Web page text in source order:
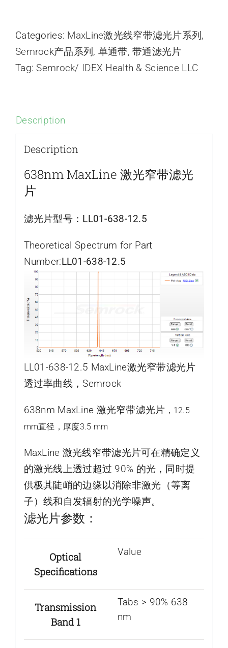
Categories: MaxLine激光线窄带滤光片系列 ,
Semrock产品系列 , 单通带,带通滤光片
Tag:Semrock/ IDEX Health & Science LLC
Description
Description
638nm MaxLine 激光窄带滤光
片
滤光片型号： LL01-638-12.5
Theoretical Spectrum for Part
Number:LL01-638-12.5
LL01-638-12.5 MaxLine激光窄带滤光片
透过率曲线，Semrock
638nm MaxLine 激光窄带滤光片 ，12.5
mm直径，厚度3.5 mm
MaxLine 激光线窄带滤光片可在精确定义
的激光线上透过超过 90% 的光，同时提
供极其陡峭的边缘以消除非激光（等离
子）线和自发辐射的光学噪声。
滤光片参数：
Optical
Specifications
Value
Transmission
Band 1
Tabs > 90% 638
nm